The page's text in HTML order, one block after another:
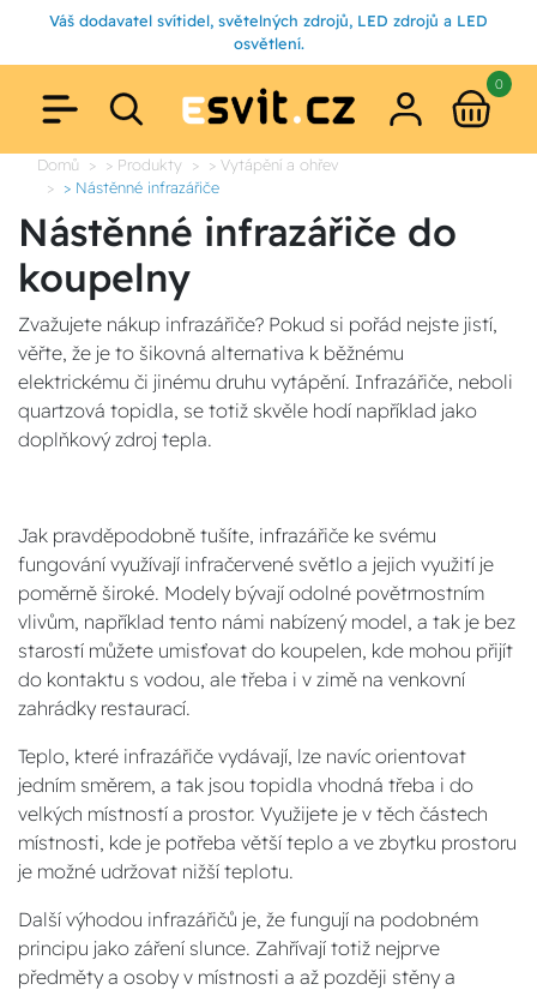
Váš dodavatel svítidel, světelných zdrojů, LED zdrojů a LED
osvětlení.
0
Domů > Produkty
> Vytápění a ohřev
> Nástěnné infrazářiče
Nástěnné infrazářiče do
koupelny
Zvažujete nákup infrazářiče? Pokud si pořád nejste jistí,
věřte, že je to šikovná alternativa k běžnému
elektrickému či jinému druhu vytápění. Infrazářiče, neboli
quartzová topidla, se totiž skvěle hodí například jako
doplňkový zdroj tepla.
Jak pravděpodobně tušíte, infrazářiče ke svému
fungování využívají infračervené světlo a jejich využití je
poměrně široké. Modely bývají odolné povětrnostním
vlivům, například tento námi nabízený model, a tak je bez
starostí můžete umisťovat do koupelen, kde mohou přijít
do kontaktu s vodou, ale třeba i v zimě na venkovní
zahrádky restaurací.
Teplo, které infrazářiče vydávají, lze navíc orientovat
jedním směrem, a tak jsou topidla vhodná třeba i do
velkých místností a prostor. Využijete je v těch částech
místnosti, kde je potřeba větší teplo a ve zbytku prostoru
je možné udržovat nižší teplotu.
Další výhodou infrazářičů je, že fungují na podobném
principu jako záření slunce. Zahřívají totiž nejprve
předměty a osoby v místnosti a až později stěny a